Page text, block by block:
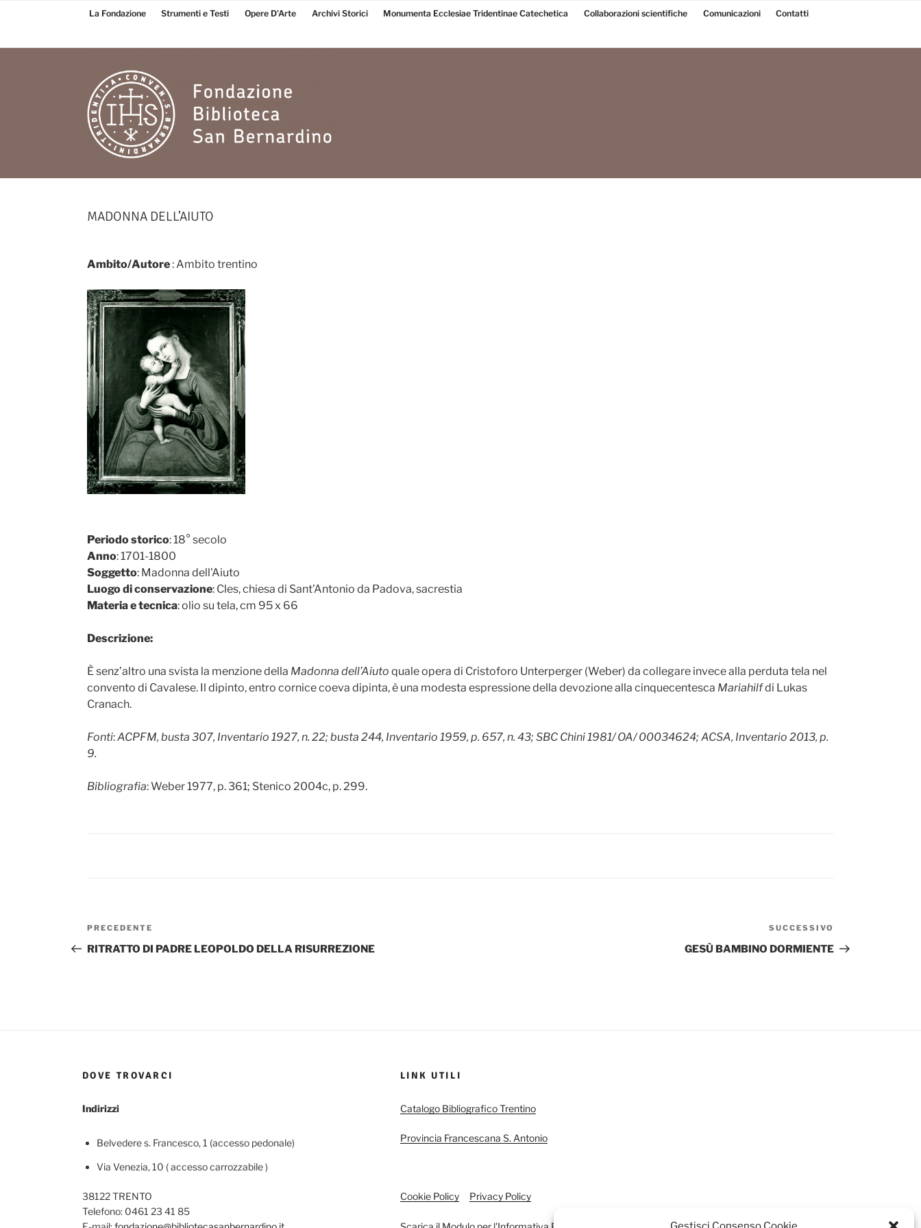
Fondazione
Bernardino
La Fondazione Strumenti e Testi Opere D’Arte Archivi Storici Monumenta Ecclesiae Tridentinae Catechetica Collaborazioni scientifiche Comunicazioni Contatti
MADONNA DELL’AIUTO
Ambito/Autore: Ambito trentino
Periodo storico: 18° secolo
Anno: 1701-1800
Soggetto: Madonna dell'Aiuto
Luogo di conservazione: Cles, chiesa di Sant’Antonio da Padova, sacrestia
Materia e tecnica: olio su tela, cm 95 x 66
Descrizione:
È senz’altro una svista la menzione della Madonna dell’Aiuto quale opera di Cristoforo Unterperger (Weber) da collegare invece alla perduta tela nel
convento di Cavalese. Il dipinto, entro cornice coeva dipinta, è una modesta espressione della devozione alla cinquecentesca Mariahilfdi Lukas
Cranach.
Fonti:ACPFM, busta 307, Inventario 1927, n. 22; busta 244, Inventario 1959, p. 657, n. 43; SBC Chini 1981/ OA/ 00034624; ACSA, Inventario 2013, p.
9.
Bibliografia: Weber 1977, p. 361; Stenico 2004c, p. 299.
Navigazione
articoli
Articolo
precedente:
PRECEDENTE
RITRATTO DI PADRE LEOPOLDO DELLA RISURREZIONE
successivo
SUCCESSIVO
GESÙ BAMBINO DORMIENTE
DOVE TROVARCI
Indirizzi
Belvedere s. Francesco, 1 (accesso pedonale)
Via Venezia, 10 ( accesso carrozzabile )
38122 TRENTO
Telefono: 0461 23 41 85
LINK UTILI
Catalogo Bibliografico Trentino
Provincia Francescana S. Antonio
Cookie Policy Privacy Policy